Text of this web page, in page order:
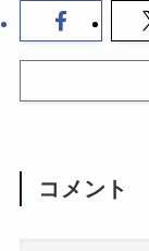
コメント